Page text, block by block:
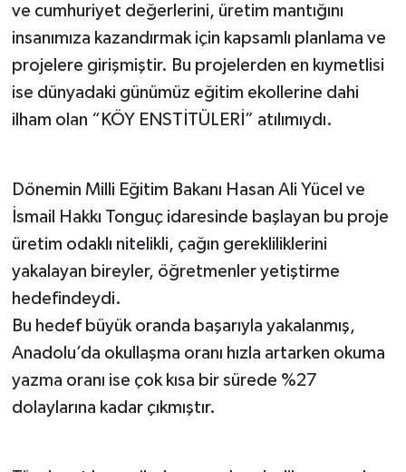
ve cumhuriyet değerlerini, üretim mantığını
insanımıza kazandırmak için kapsamlı planlama ve
projelere girişmiştir. Bu projelerden en kıymetlisi
ise dünyadaki günümüz eğitim ekollerine dahi
ilham olan “KÖY ENSTİTÜLERİ” atılımıydı.
Dönemin Milli Eğitim Bakanı Hasan Ali Yücel ve
İsmail Hakkı Tonguç idaresinde başlayan bu proje
üretim odaklı nitelikli, çağın gerekliliklerini
yakalayan bireyler, öğretmenler yetiştirme
hedefindeydi.
Bu hedef büyük oranda başarıyla yakalanmış,
Anadolu’da okullaşma oranı hızla artarken okuma
yazma oranı ise çok kısa bir sürede %27
dolaylarına kadar çıkmıştır.